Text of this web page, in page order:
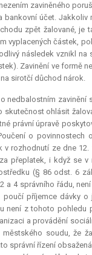
zaviněného
účet.
zpět žalované,
vyplacených částek,
následek vznikl
Zavinění ve
sirotčí důchod nárok.
nedbalostním
ohlásit
právní úpravě
o
rozhodnutí ze dne
přeplatek, i když se
(§ 86 odst. 6
4 správního řádu,
příjemce dávky
není z tohoto pohledu
a provádění
soudu, že
správní řízení